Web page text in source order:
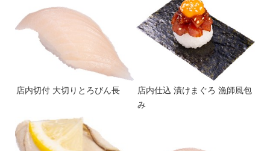
店内切付 大切りとろびん長
店内仕込 漬けまぐろ 漁師風包
み